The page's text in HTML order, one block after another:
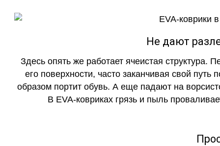
Не дают
Здесь опять же работает ячеистая структура.
его поверхности, часто заканчивая свой
образом портит обувь. А еще падают на
В EVA-ковриках грязь и пыль